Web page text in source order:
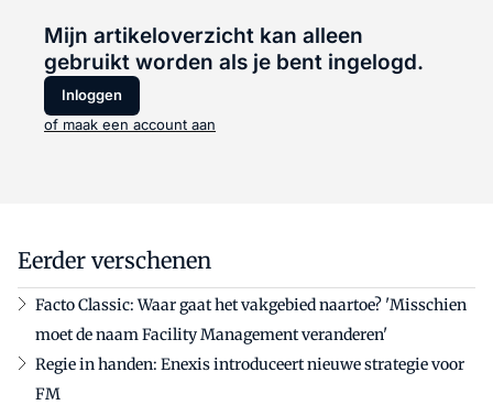
Mijn artikeloverzicht kan alleen
gebruikt worden als je bent ingelogd.
Inloggen
of maak een account aan
Eerder verschenen
Facto Classic: Waar gaat het vakgebied naartoe? 'Misschien
moet de naam Facility Management veranderen'
Regie in handen: Enexis introduceert nieuwe strategie voor
FM